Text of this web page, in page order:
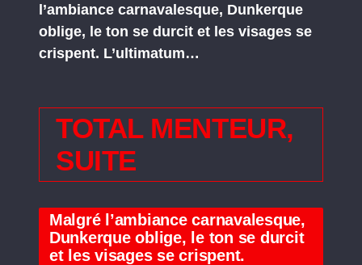
l’ambiance carnavalesque, Dunkerque
oblige, le ton se durcit et les visages se
crispent. L’ultimatum…
TOTAL MENTEUR,
SUITE
Malgré l’ambiance carnavalesque,
Dunkerque oblige, le ton se durcit
et les visages se crispent.